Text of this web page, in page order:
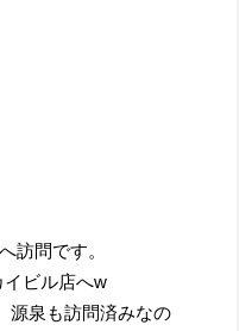
訪問です。
ビル店へw
源泉も訪問済みなの